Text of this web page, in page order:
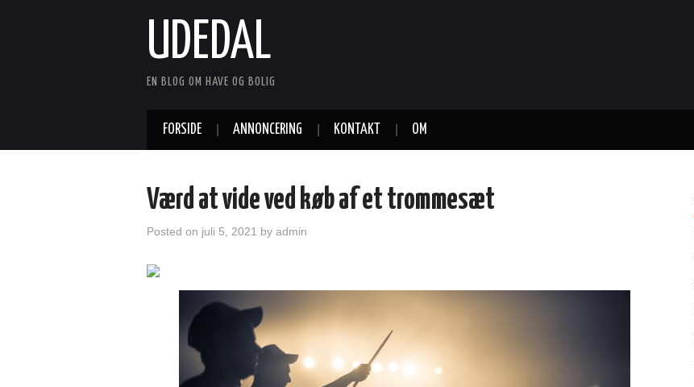
UDEDAL
EN BLOG OM HAVE OG BOLIG
FORSIDE ANNONCERING KONTAKT OM
Værd at vide ved køb af et trommesæt
Posted on juli 5, 2021 by admin